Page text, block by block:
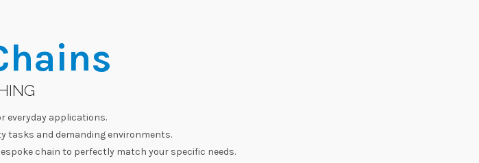
everyday applications.
tasks and demanding environments.
chain to perfectly match your specific needs.